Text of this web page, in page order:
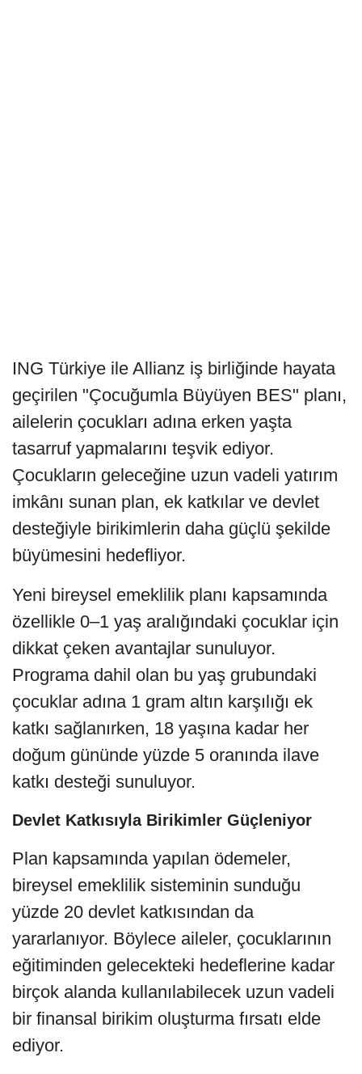
ING Türkiye ile Allianz iş birliğinde hayata
geçirilen "Çocuğumla Büyüyen BES" planı,
ailelerin çocukları adına erken yaşta
tasarruf yapmalarını teşvik ediyor.
Çocukların geleceğine uzun vadeli yatırım
imkânı sunan plan, ek katkılar ve devlet
desteğiyle birikimlerin daha güçlü şekilde
büyümesini hedefliyor.
Yeni bireysel emeklilik planı kapsamında
özellikle 0–1 yaş aralığındaki çocuklar için
dikkat çeken avantajlar sunuluyor.
Programa dahil olan bu yaş grubundaki
çocuklar adına 1 gram altın karşılığı ek
katkı sağlanırken, 18 yaşına kadar her
doğum gününde yüzde 5 oranında ilave
katkı desteği sunuluyor.
Devlet Katkısıyla Birikimler Güçleniyor
Plan kapsamında yapılan ödemeler,
bireysel emeklilik sisteminin sunduğu
yüzde 20 devlet katkısından da
yararlanıyor. Böylece aileler, çocuklarının
eğitiminden gelecekteki hedeflerine kadar
birçok alanda kullanılabilecek uzun vadeli
bir finansal birikim oluşturma fırsatı elde
ediyor.